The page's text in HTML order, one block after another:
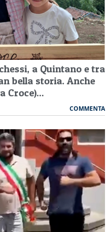
a Quintano e tra
bella storia. Anche
Croce)...
COMMENTA